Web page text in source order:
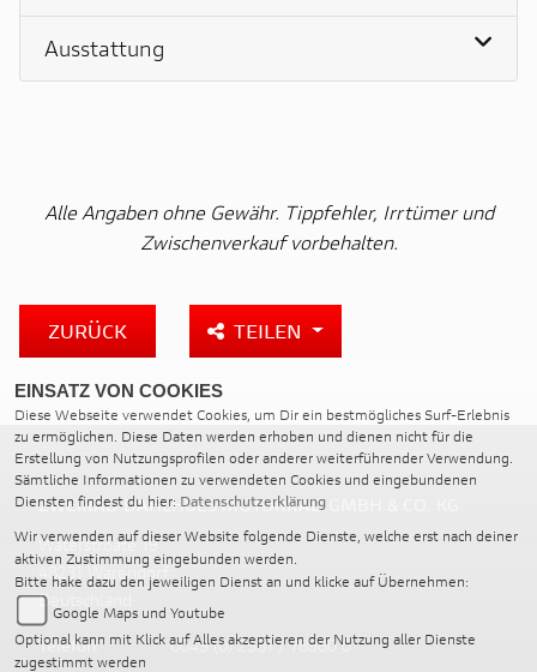
Ausstattung
Alle Angaben ohne Gewähr. Tippfehler, Irrtümer und
Zwischenverkauf vorbehalten.
ZURÜCK TEILEN
ZWEIRAD DAHLHUES MOTORRAD GMBH & CO. KG
Waterstroate 19
48231 Warendorf
Deutschland
Telefon:
0049 (0) 2581 / 78980 0
EINSATZ VON COOKIES
Diese Webseite verwendet Cookies, um Dir ein bestmögliches Surf-Erlebnis
zu ermöglichen. Diese Daten werden erhoben und dienen nicht für die
Erstellung von Nutzungsprofilen oder anderer weiterführender Verwendung.
Sämtliche Informationen zu verwendeten Cookies und eingebundenen
Diensten findest du hier: Datenschutzerklärung
Wir verwenden auf dieser Website folgende Dienste, welche erst nach deiner
aktiven Zustimmung eingebunden werden.
Bitte hake dazu den jeweiligen Dienst an und klicke auf Übernehmen:
Google Maps und Youtube
Optional kann mit Klick auf Alles akzeptieren der Nutzung aller Dienste
zugestimmt werden